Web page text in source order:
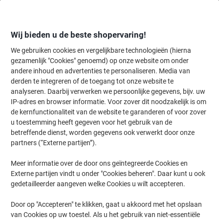
Home Kantoorapparaten & Technologie Computers & toebehoren
ACT Netwerk-adapter USB-C Gigabit AC7335 Zwart
Merk: ACT Productnr.: 1225971
Wij bieden u de beste shopervaring!
We gebruiken cookies en vergelijkbare technologieën (hierna
gezamenlijk "Cookies" genoemd) op onze website om onder
andere inhoud en advertenties te personaliseren. Media van
derden te integreren of de toegang tot onze website te
analyseren. Daarbij verwerken we persoonlijke gegevens, bijv. uw
IP-adres en browser informatie. Voor zover dit noodzakelijk is om
de kernfunctionaliteit van de website te garanderen of voor zover
u toestemming heeft gegeven voor het gebruik van de
betreffende dienst, worden gegevens ook verwerkt door onze
partners (“Externe partijen”).
Meer informatie over de door ons geïntegreerde Cookies en
Externe partijen vindt u onder "Cookies beheren". Daar kunt u ook
gedetailleerder aangeven welke Cookies u wilt accepteren.
Door op "Accepteren" te klikken, gaat u akkoord met het opslaan
van Cookies op uw toestel. Als u het gebruik van niet-essentiële